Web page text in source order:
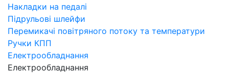
Накладки на педалі
Підрульові шлейфи
Перемикачі повітряного потоку та температури
Ручки КПП
Електрообладнання
Електрообладнання